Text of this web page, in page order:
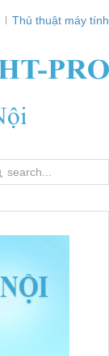
Thủ thuật máy tính